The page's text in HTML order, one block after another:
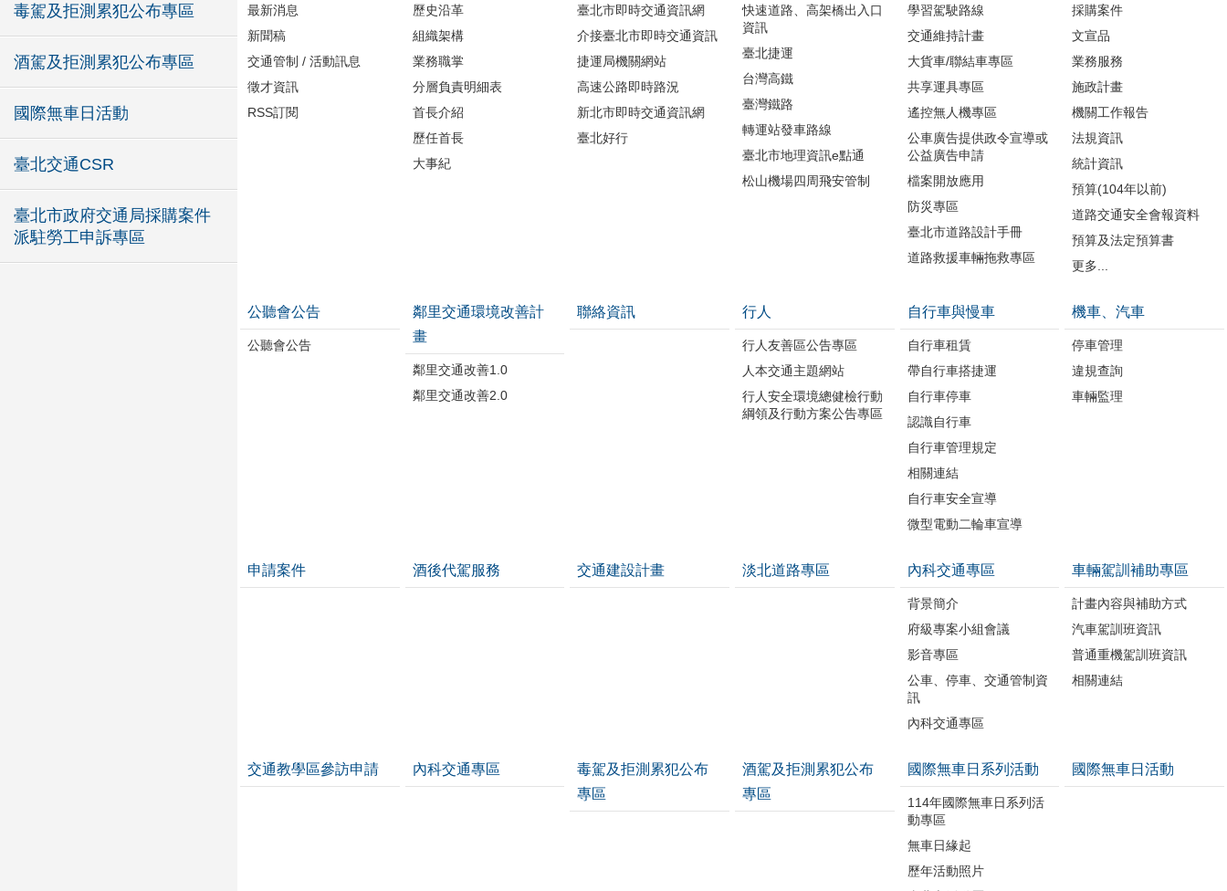
毒駕及拒測累犯公布專區
酒駕及拒測累犯公布專區
國際無車日活動
臺北交通CSR
臺北市政府交通局採購案件
派駐勞工申訴專區
最新消息
新聞稿
交通管制 / 活動訊息
徵才資訊
RSS訂閱
歷史沿革
組織架構
業務職掌
分層負責明細表
首長介紹
歷任首長
大事紀
臺北市即時交通資訊網
介接臺北市即時交通資訊
捷運局機關網站
高速公路即時路況
新北市即時交通資訊網
臺北好行
快速道路、高架橋出入口
資訊
臺北捷運
台灣高鐵
臺灣鐵路
轉運站發車路線
臺北市地理資訊e點通
松山機場四周飛安管制
學習駕駛路線
交通維持計畫
大貨車/聯結車專區
共享運具專區
遙控無人機專區
公車廣告提供政令宣導或
公益廣告申請
檔案開放應用
防災專區
臺北市道路設計手冊
道路救援車輛拖救專區
採購案件
文宣品
業務服務
施政計畫
機關工作報告
法規資訊
統計資訊
預算(104年以前)
道路交通安全會報資料
預算及法定預算書
更多...
公聽會公告
公聽會公告
鄰里交通環境改善計
畫
鄰里交通改善1.0
鄰里交通改善2.0
聯絡資訊 行人
行人友善區公告專區
人本交通主題網站
行人安全環境總健檢行動
綱領及行動方案公告專區
自行車與慢車
自行車租賃
帶自行車搭捷運
自行車停車
認識自行車
自行車管理規定
相關連結
自行車安全宣導
微型電動二輪車宣導
機車、汽車
停車管理
違規查詢
車輛監理
申請案件 酒後代駕服務 交通建設計畫 淡北道路專區 內科交通專區
背景簡介
府級專案小組會議
影音專區
公車、停車、交通管制資
訊
內科交通專區
車輛駕訓補助專區
計畫內容與補助方式
汽車駕訓班資訊
普通重機駕訓班資訊
相關連結
交通教學區參訪申請 內科交通專區
毒駕及拒測累犯公布
專區
酒駕及拒測累犯公布
專區
國際無車日系列活動
114年國際無車日系列活
動專區
無車日緣起
歷年活動照片
國際無車日活動